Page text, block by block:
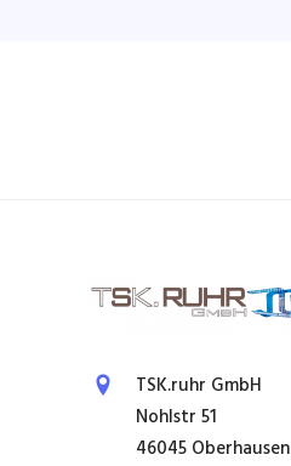
TSK.ruhr GmbH
Nohlstr 51
46045 Oberhausen